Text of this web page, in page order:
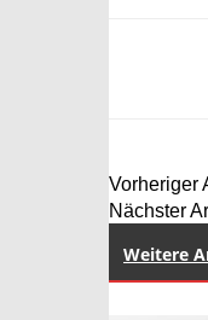
Vorheriger
Nächster
Weitere